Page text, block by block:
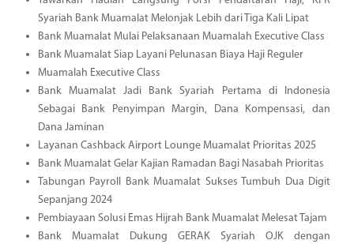
Syariah Bank Muamalat Melonjak Lebih dari Tiga Kali Lipat
Bank Muamalat Mulai Pelaksanaan Muamalah Executive Class
Bank Muamalat Siap Layani Pelunasan Biaya Haji Reguler
Muamalah Executive Class
Bank Muamalat Jadi Bank Syariah Pertama di Indonesia
Sebagai Bank Penyimpan Margin, Dana Kompensasi, dan
Dana Jaminan
Layanan Cashback Airport Lounge Muamalat Prioritas 2025
Bank Muamalat Gelar Kajian Ramadan Bagi Nasabah Prioritas
Tabungan Payroll Bank Muamalat Sukses Tumbuh Dua Digit
Sepanjang 2024
Pembiayaan Solusi Emas Hijrah Bank Muamalat Melesat Tajam
Bank Muamalat Dukung GERAK Syariah OJK dengan